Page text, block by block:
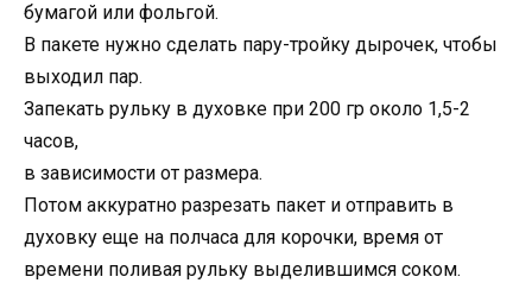
бумагой или фольгой.
В пакете нужно сделать пару-тройку дырочек, чтобы
выходил пар.
Запекать рульку в духовке при 200 гр около 1,5-2
часов,
в зависимости от размера.
Потом аккуратно разрезать пакет и отправить в
духовку еще на полчаса для корочки, время от
времени поливая рульку выделившимся соком.